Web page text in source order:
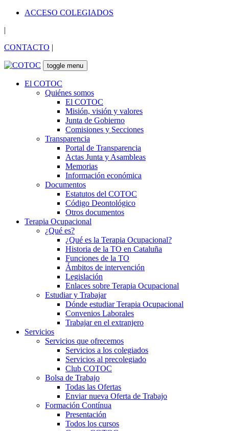
ACCESO COLEGIADOS
|
CONTACTO |
toggle menu
El COTOC
Quiénes somos
El COTOC
Misión, visión y valores
Junta de Gobierno
Comisiones y Secciones
Transparencia
Portal de Transparencia
Actas Junta y Asambleas
Memorias
Información económica
Documentos
Estatutos del COTOC
Código Deontológico
Otros documentos
Terapia Ocupacional
¿Qué es?
¿Qué es la Terapia Ocupacional?
Historia de la TO en Cataluña
Funciones de la TO
Ámbitos de intervención
Legislación
Enlaces sobre Terapia Ocupacional
Estudiar y Trabajar
Dónde estudiar Terapia Ocupacional
Convenios Laborales
Trabajar en el extranjero
Servicios
Servicios que ofrecemos
Servicios a los colegiados
Servicios al precolegiado
Club COTOC
Bolsa de Trabajo
Todas las Ofertas
Enviar nueva Oferta de Trabajo
Formación Contínua
Presentación
Todos los cursos